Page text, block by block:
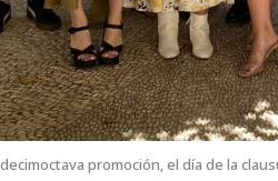
promoción, el día de la